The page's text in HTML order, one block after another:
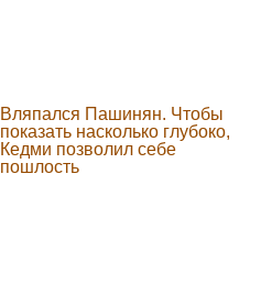
Вляпался Пашинян. Чтобы
показать насколько глубоко,
Кедми позволил себе
пошлость